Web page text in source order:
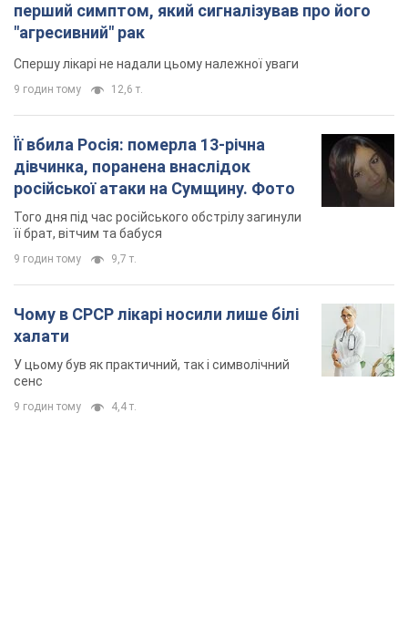
перший симптом, який сигналізував про його
"агресивний" рак
Спершу лікарі не надали цьому належної уваги
9 годин тому 12,6 т.
Її вбила Росія: померла 13-річна
дівчинка, поранена внаслідок
російської атаки на Сумщину. Фото
Того дня під час російського обстрілу загинули
її брат, вітчим та бабуся
9 годин тому 9,7 т.
Чому в СРСР лікарі носили лише білі
халати
У цьому був як практичний, так і символічний
сенс
9 годин тому 4,4 т.